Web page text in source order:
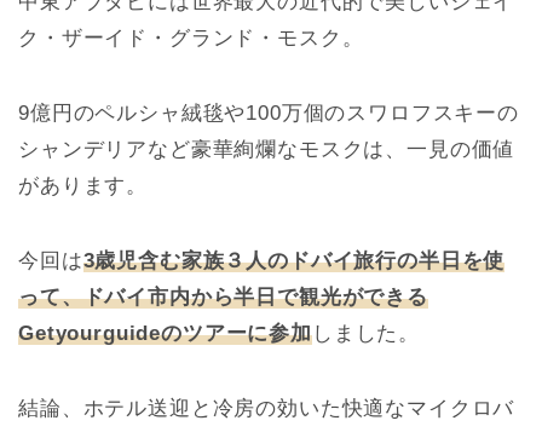
ク・ザーイド・グランド・モスク。
9億円のペルシャ絨毯や100万個のスワロフスキーの
シャンデリアなど豪華絢爛なモスクは、一見の価値
があります。
今回は3歳児含む家族３人のドバイ旅行の半日を使
って、ドバイ市内から半日で観光ができる
Getyourguideのツアーに参加しました。
結論、ホテル送迎と冷房の効いた快適なマイクロバ